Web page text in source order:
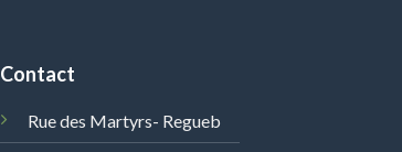
Contact
Rue des Martyrs- Regueb